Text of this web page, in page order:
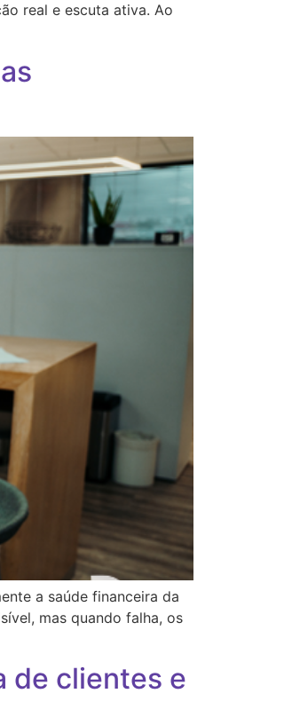
real e escuta ativa. Ao
a saúde financeira da
mas quando falha, os
de clientes e